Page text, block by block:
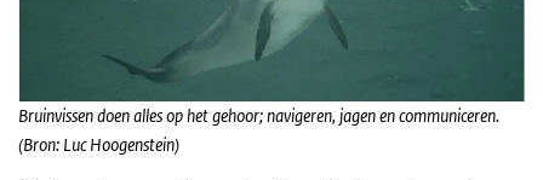
Bruinvissen doen alles op het gehoor; navigeren, jagen en communiceren.
(Bron: Luc Hoogenstein)